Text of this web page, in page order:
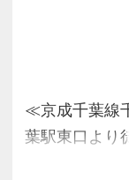
≪京成千葉線
葉駅東口より
★東京ディズ